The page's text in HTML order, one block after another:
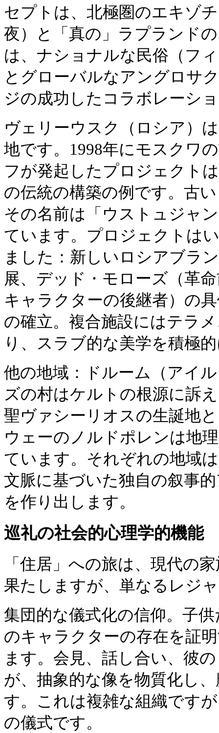
セプトは、北極圏のエキゾ
夜）と「真の」ラプランド
は、ナショナルな民俗（フ
とグローバルなアングロサ
ジの成功したコラボレーシ
ヴェリーウスク（ロシア）
地です。1998年にモスクワ
フが発起したプロジェクト
の伝統の構築の例です。古
その名前は「ウストュジャ
ています。プロジェクトは
ました：新しいロシアブラ
展、デッド・モローズ（革
キャラクターの後継者）の
の確立。複合施設にはテラ
り、スラブ的な美学を積極
他の地域：ドルーム（アイ
ズの村はケルトの根源に訴
聖ヴァシーリオスの生誕地
ウェーのノルドポレンは地
ています。それぞれの地域
文脈に基づいた独自の叙事
を作り出します。
巡礼の社会的心理学的機能
「住居」への旅は、現代の
果たしますが、単なるレジ
集団的な儀式化の信仰。子
のキャラクターの存在を証
ます。会見、話し合い、彼
が、抽象的な像を物質化し
す。これは複雑な組織です
の儀式です。